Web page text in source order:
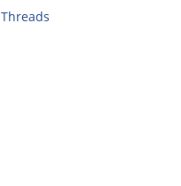
Threads